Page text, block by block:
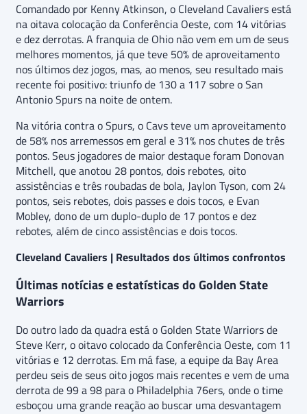
Comandado por Kenny Atkinson, o Cleveland Cavaliers está
na oitava colocação da Conferência Oeste, com 14 vitórias
e dez derrotas. A franquia de Ohio não vem em um de seus
melhores momentos, já que teve 50% de aproveitamento
nos últimos dez jogos, mas, ao menos, seu resultado mais
recente foi positivo: triunfo de 130 a 117 sobre o San
Antonio Spurs na noite de ontem.
Na vitória contra o Spurs, o Cavs teve um aproveitamento
de 58% nos arremessos em geral e 31% nos chutes de três
pontos. Seus jogadores de maior destaque foram Donovan
Mitchell, que anotou 28 pontos, dois rebotes, oito
assistências e três roubadas de bola, Jaylon Tyson, com 24
pontos, seis rebotes, dois passes e dois tocos, e Evan
Mobley, dono de um duplo-duplo de 17 pontos e dez
rebotes, além de cinco assistências e dois tocos.
Cleveland Cavaliers | Resultados dos últimos confrontos
Últimas notícias e estatísticas do Golden State
Warriors
Do outro lado da quadra está o Golden State Warriors de
Steve Kerr, o oitavo colocado da Conferência Oeste, com 11
vitórias e 12 derrotas. Em má fase, a equipe da Bay Area
perdeu seis de seus oito jogos mais recentes e vem de uma
derrota de 99 a 98 para o Philadelphia 76ers, onde o time
esboçou uma grande reação ao buscar uma desvantagem